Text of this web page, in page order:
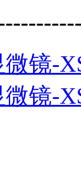
镜-
镜-